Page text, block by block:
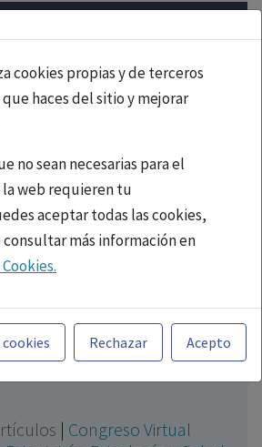
cookies propias y de terceros
haces del sitio y mejorar
no sean necesarias para el
web requieren tu
aceptar todas las cookies,
consultar más información en
en la Página Web está
del mercado español y, por
sanitarios legalmente
o dispensar medicamentos
a título meramente informativo,
Rechazar Acepto
| Congreso Virtual